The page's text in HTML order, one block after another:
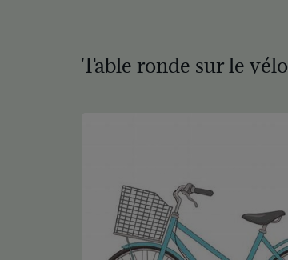
Table ronde sur le vélo